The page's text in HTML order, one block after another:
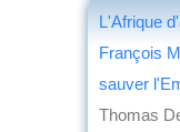
L'Afrique
François
sauver
Thomas